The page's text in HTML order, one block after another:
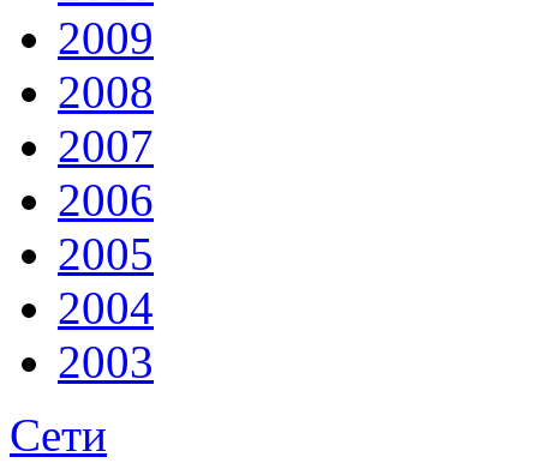
2009
2008
2007
2006
2005
2004
2003
Сети